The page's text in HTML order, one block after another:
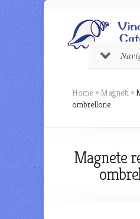
Home » Magneti »
ombrellone
Magnete